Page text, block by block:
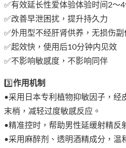
✅有效延长性爱体验体验时间2～
✅改善早泄困扰，提升持久力
✅外用型不经肝肾供养，无损伤副
✅起效快，使用后10分钟内见效
✅不影响敏感度，不影响同伴
3️⃣ 作用机制
•采用日本专利植物抑敏因子，经
末梢，减轻过度敏感反应。
•精准控时，帮助男性延缓射精反
•采用麻醉剂、透明酒精成分，温